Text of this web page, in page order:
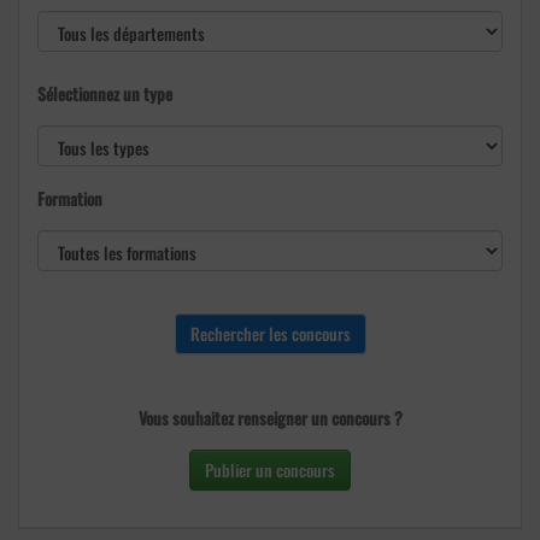
Sélectionnez un type
Formation
Vous souhaitez renseigner un concours ?
Publier un concours